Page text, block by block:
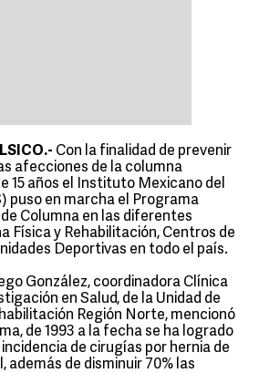
Con la finalidad de prevenir
afecciones de la columna
15 años el Instituto Mexicano del
puso en marcha el Programa
Columna en las diferentes
Física y Rehabilitación, Centros de
Deportivas en todo el país.
González, coordinadora Clínica
en Salud, de la Unidad de
Región Norte, mencionó
de 1993 a la fecha se ha logrado
de cirugías por hernia de
además de disminuir 70% las